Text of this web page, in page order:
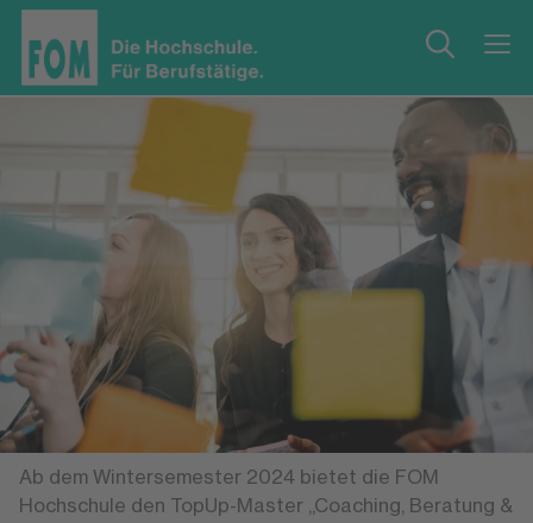
Ab dem Wintersemester 2024 bietet die FOM
Hochschule den TopUp-Master „Coaching, Beratung &